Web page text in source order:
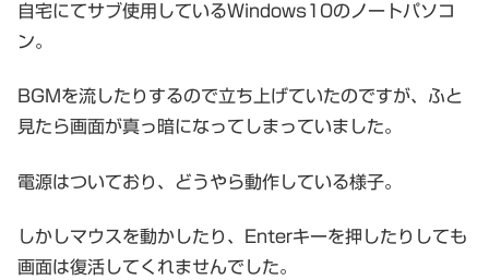
自宅にてサブ使用しているWindows10のノートパソコ
ン。
BGMを流したりするので立ち上げていたのですが、ふと
見たら画面が真っ暗になってしまっていました。
電源はついており、どうやら動作している様子。
しかしマウスを動かしたり、Enterキーを押したりしても
画面は復活してくれませんでした。